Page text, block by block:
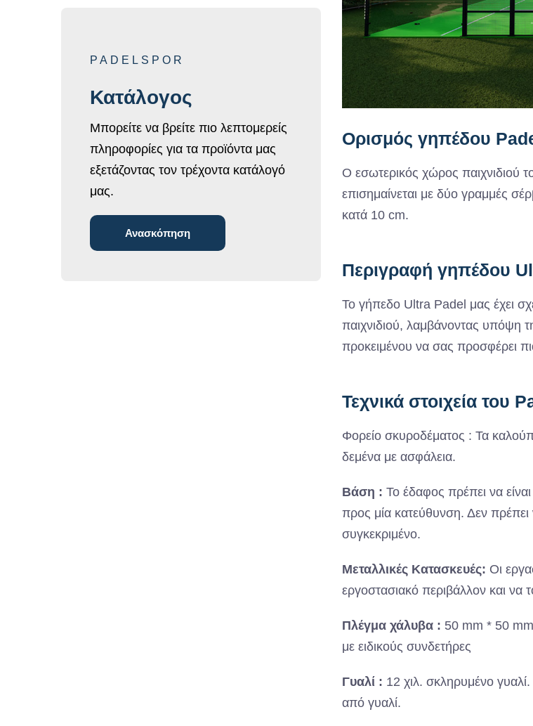
PADELSPOR
Κατάλογος
Μπορείτε να βρείτε πιο λεπτομερείς
πληροφορίες για τα προϊόντα μας
εξετάζοντας τον τρέχοντα κατάλογό
μας.
Ανασκόπηση
Ορισμός γηπέδου
Ο εσωτερικός χώρος παιχνιδιού
επισημαίνεται με δύο γραμμές
κατά 10 cm.
Περιγραφή γηπέδου
Το γήπεδο Ultra Padel μας έχει
παιχνιδιού, λαμβάνοντας υπόψη
προκειμένου να σας προσφέρει
Τεχνικά στοιχεία του
Φορείο σκυροδέματος : Τα
δεμένα με ασφάλεια.
Βάση : Το έδαφος πρέπει να
προς μία κατεύθυνση. Δεν
συγκεκριμένο.
Μεταλλικές Κατασκευές: Οι
εργοστασιακό περιβάλλον και να
Πλέγμα χάλυβα : 50 mm * 50
με ειδικούς συνδετήρες
Γυαλί : 12 χιλ. σκληρυμένο
από γυαλί.